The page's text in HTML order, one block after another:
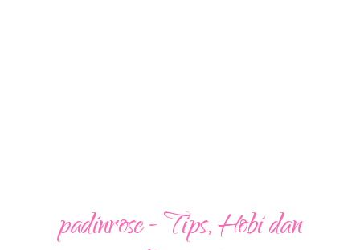
padinrose - Tips, Hobi dan